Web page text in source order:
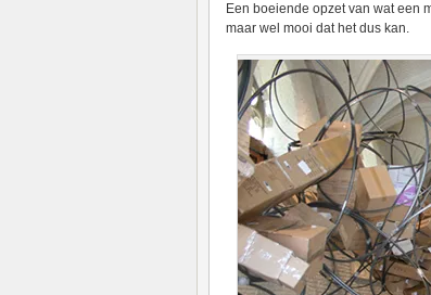
Een boeiende opzet van wat een
maar wel mooi dat het dus kan.